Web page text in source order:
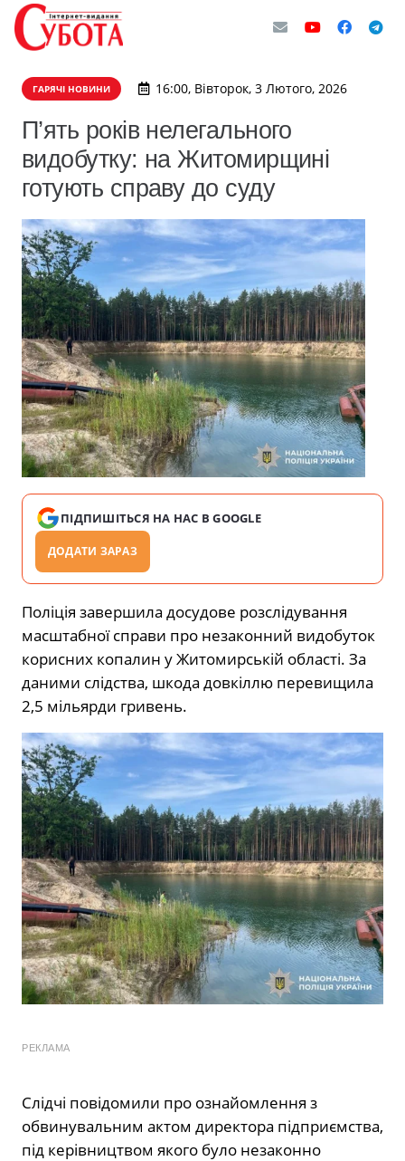
ГАРЯЧІ НОВИНИ 16:00, Вівторок, 3 Лютого, 2026
П’ять років нелегального
видобутку: на Житомирщині
готують справу до суду
ПІДПИШІТЬСЯ НА НАС В GOOGLE
ДОДАТИ ЗАРАЗ
Поліція завершила досудове розслідування
масштабної справи про незаконний видобуток
корисних копалин уЖитомирській області. За
даними слідства, шкода довкіллю перевищила
2,5 мільярди гривень.
РЕКЛАМА
Слідчі повідомили про ознайомлення з
обвинувальним актом директора підприємства,
під керівництвом якого було незаконно